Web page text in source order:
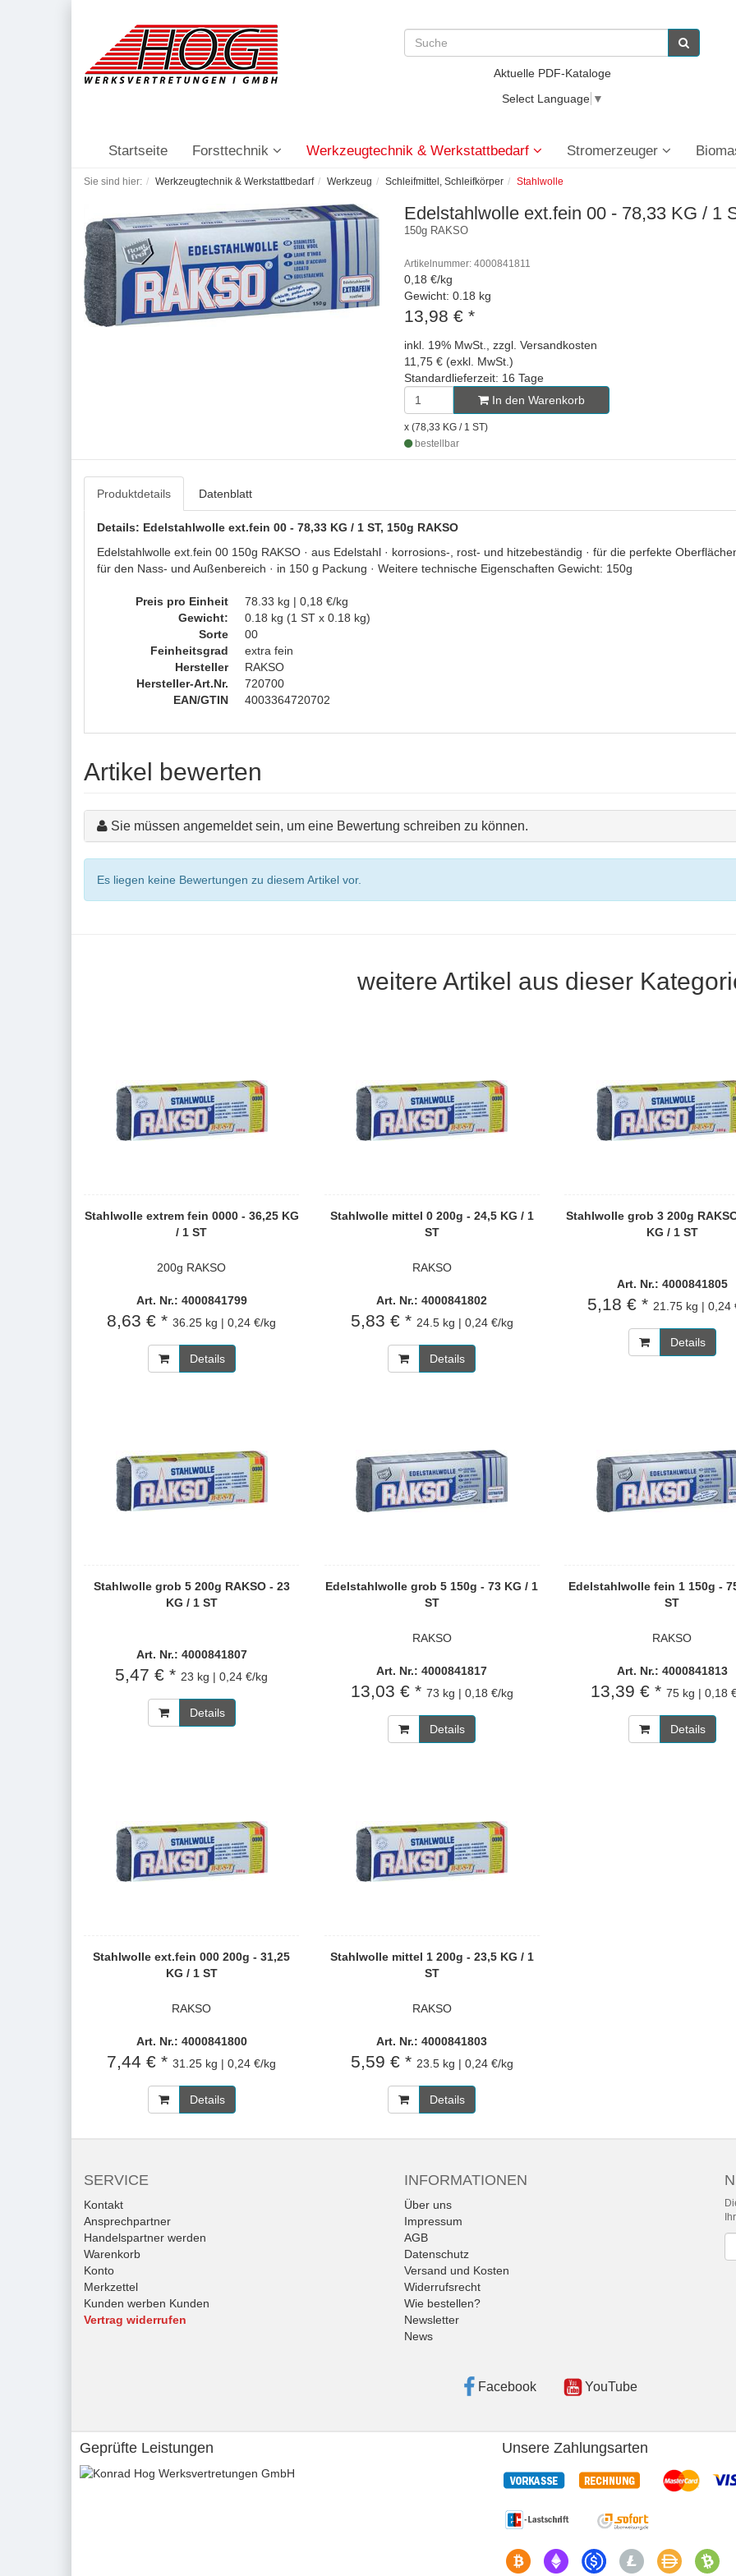
Aktuelle PDF-Kataloge
Select Language ▼
Startseite Forsttechnik Werkzeugtechnik & Werkstattbedarf Stromerzeuger
Sie sind hier: Werkzeugtechnik & Werkstattbedarf Werkzeug Schleifmittel, Schleifkörper Stahlwolle
Edelstahlwolle ext.fein 00 - 78,33 KG / 1
150g RAKSO
Artikelnummer: 4000841811
0,18 €/kg
Gewicht: 0.18 kg
13,98 € *
inkl. 19% MwSt., zzgl. Versandkosten
11,75 € (exkl. MwSt.)
Standardlieferzeit: 16 Tage
In den Warenkorb
x (78,33 KG / 1 ST)
bestellbar
Produktdetails Datenblatt
Details: Edelstahlwolle ext.fein 00 - 78,33 KG / 1 ST, 150g RAKSO
Edelstahlwolle ext.fein 00 150g RAKSO · aus Edelstahl · korrosions-, rost- und hitzebeständig · für die perfekte
für den Nass- und Außenbereich · in 150 g Packung · Weitere technische Eigenschaften Gewicht: 150g
Preis pro Einheit
78.33 kg | 0,18 €/kg
Gewicht:
0.18 kg (1 ST x 0.18 kg)
Sorte
00
Feinheitsgrad
extra fein
Hersteller
RAKSO
Hersteller-Art.Nr.
720700
EAN/GTIN
4003364720702
Artikel bewerten
Sie müssen angemeldet sein, um eine Bewertung schreiben zu können.
Es liegen keine Bewertungen zu diesem Artikel vor.
weitere Artikel aus dieser
Stahlwolle extrem fein 0000 - 36,25 KG
/ 1 ST
200g RAKSO
Art. Nr.: 4000841799
8,63 € *36.25 kg | 0,24 €/kg
Details
Stahlwolle mittel 0 200g - 24,5 KG / 1
ST
RAKSO
Art. Nr.: 4000841802
5,83 € * 24.5 kg | 0,24 €/kg
Details
Stahlwolle grob 3 200g
KG / 1 ST
Art. Nr.: 4000841805
5,18 € * 21.75 kg | 0,24
Details
Stahlwolle grob 5 200g RAKSO - 23
KG / 1 ST
Art. Nr.: 4000841807
5,47 € * 23 kg | 0,24 €/kg
Details
Edelstahlwolle grob 5 150g - 73 KG / 1
ST
RAKSO
Art. Nr.: 4000841817
13,03 € * 73 kg | 0,18 €/kg
Details
Edelstahlwolle fein 1 150g -
ST
RAKSO
Art. Nr.: 4000841813
13,39 € *75 kg | 0,18
Details
Stahlwolle ext.fein 000 200g - 31,25
KG / 1 ST
RAKSO
Art. Nr.: 4000841800
7,44 € *31.25 kg | 0,24 €/kg
Details
Stahlwolle mittel 1 200g - 23,5 KG / 1
ST
RAKSO
Art. Nr.: 4000841803
5,59 € * 23.5 kg | 0,24 €/kg
Details
SERVICE
Kontakt
Ansprechpartner
Handelspartner werden
Warenkorb
Konto
Merkzettel
Kunden werben Kunden
Vertrag widerrufen
INFORMATIONEN
Über uns
Impressum
AGB
Datenschutz
Versand und Kosten
Widerrufsrecht
Wie bestellen?
Newsletter
News
Facebook YouTube
Geprüfte Leistungen Unsere Zahlungsarten